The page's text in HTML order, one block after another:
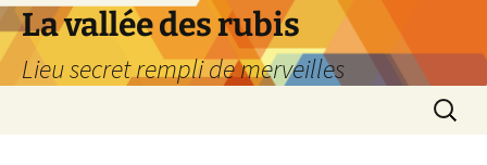
La vallée des rubis
Lieu secret rempli de merveilles
Search
for: